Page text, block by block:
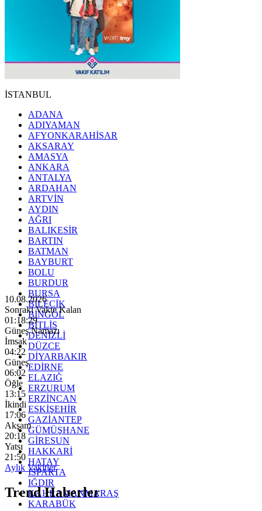
İSTANBUL
ADANA
ADIYAMAN
AFYONKARAHİSAR
AKSARAY
AMASYA
ANKARA
ANTALYA
ARDAHAN
ARTVİN
AYDIN
AĞRI
BALIKESİR
BARTIN
BATMAN
BAYBURT
BOLU
BURDUR
BURSA
BİLECİK
BİNGÖL
BİTLİS
DENİZLİ
DÜZCE
DİYARBAKIR
EDİRNE
ELAZIĞ
ERZURUM
ERZİNCAN
ESKİŞEHİR
GAZİANTEP
GÜMÜŞHANE
GİRESUN
HAKKARİ
HATAY
ISPARTA
IĞDIR
KAHRAMANMARAŞ
KARABÜK
10.08.2026
Sonraki Vakte Kalan
01:18:27
Güneş Namazı
İmsak
04:22
Güneş
06:02
Öğle
13:15
İkindi
17:06
Akşam
20:18
Yatsı
21:50
Aylık Vakitler
Trend Haberler